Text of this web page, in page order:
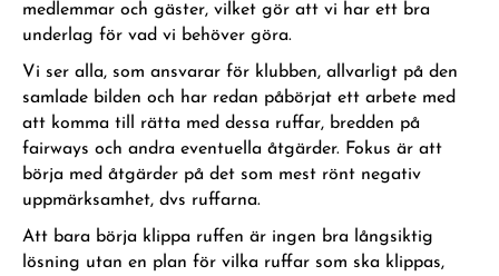
medlemmar och gäster, vilket gör att vi har ett bra
underlag för vad vi behöver göra.
Vi ser alla, som ansvarar för klubben, allvarligt på den
samlade bilden och har redan påbörjat ett arbete med
att komma till rätta med dessa ruffar, bredden på
fairways och andra eventuella åtgärder. Fokus är att
börja med åtgärder på det som mest rönt negativ
uppmärksamhet, dvs ruffarna.
Att bara börja klippa ruffen är ingen bra långsiktig
lösning utan en plan för vilka ruffar som ska klippas,